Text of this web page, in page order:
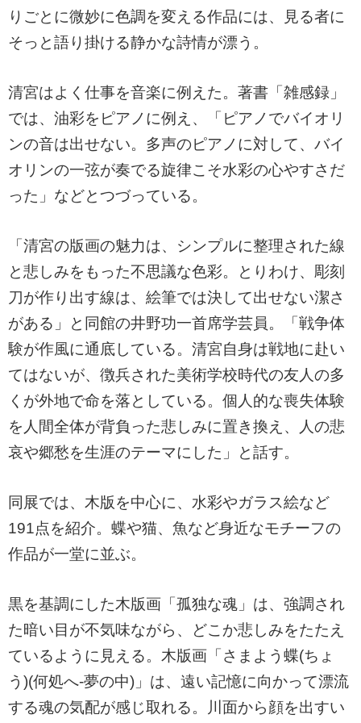
りごとに微妙に色調を変える作品には、見る者に
そっと語り掛ける静かな詩情が漂う。
清宮はよく仕事を音楽に例えた。著書「雑感録」
では、油彩をピアノに例え、「ピアノでバイオリ
ンの音は出せない。多声のピアノに対して、バイ
オリンの一弦が奏でる旋律こそ水彩の心やすさだ
った」などとつづっている。
「清宮の版画の魅力は、シンプルに整理された線
と悲しみをもった不思議な色彩。とりわけ、彫刻
刀が作り出す線は、絵筆では決して出せない潔さ
がある」と同館の井野功一首席学芸員。「戦争体
験が作風に通底している。清宮自身は戦地に赴い
てはないが、徴兵された美術学校時代の友人の多
くが外地で命を落としている。個人的な喪失体験
を人間全体が背負った悲しみに置き換え、人の悲
哀や郷愁を生涯のテーマにした」と話す。
同展では、木版を中心に、水彩やガラス絵など
191点を紹介。蝶や猫、魚など身近なモチーフの
作品が一堂に並ぶ。
黒を基調にした木版画「孤独な魂」は、強調され
た暗い目が不気味ながら、どこか悲しみをたたえ
ているように見える。木版画「さまよう蝶(ちょ
う)(何処へ-夢の中)」は、遠い記憶に向かって漂流
する魂の気配が感じ取れる。川面から顔を出すい